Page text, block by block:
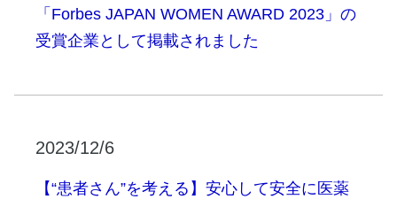
「Forbes JAPAN WOMEN AWARD 2023」の
受賞企業として掲載されました
2023/12/6
【“患者さん”を考える】安心して安全に医薬